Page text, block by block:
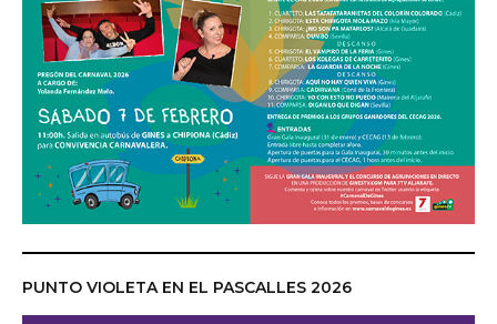
PUNTO VIOLETA EN EL PASCALLES 2026